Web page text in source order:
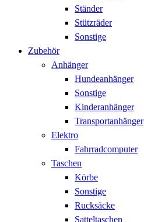
Ständer
Stützräder
Sonstige
Zubehör
Anhänger
Hundeanhänger
Sonstige
Kinderanhänger
Transportanhänger
Elektro
Fahrradcomputer
Taschen
Körbe
Sonstige
Rucksäcke
Satteltaschen